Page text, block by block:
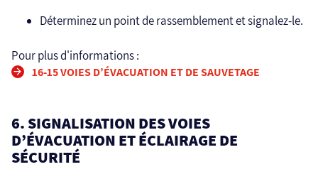
Déterminez un point de rassemblement et signalez-le.
Pour plus d'informations :
16-15 VOIES D’ÉVACUATION ET DE SAUVETAGE
6. SIGNALISATION DES VOIES
D’ÉVACUATION ET ÉCLAIRAGE DE
SÉCURITÉ